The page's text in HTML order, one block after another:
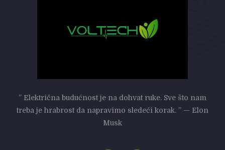
” Električna budućnost je na dohvat ruke. Sve što nam
treba je hrabrost da napravimo sledeći korak. ” — Elon
Musk